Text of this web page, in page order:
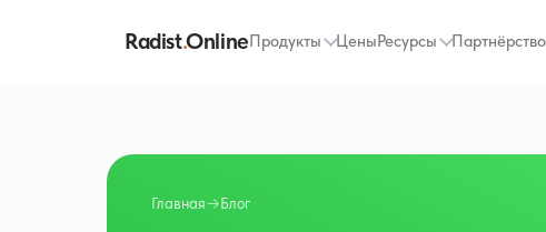
Radist.OnlineПродукты ЦеныРесурсы Партнёрство
Главная→Блог